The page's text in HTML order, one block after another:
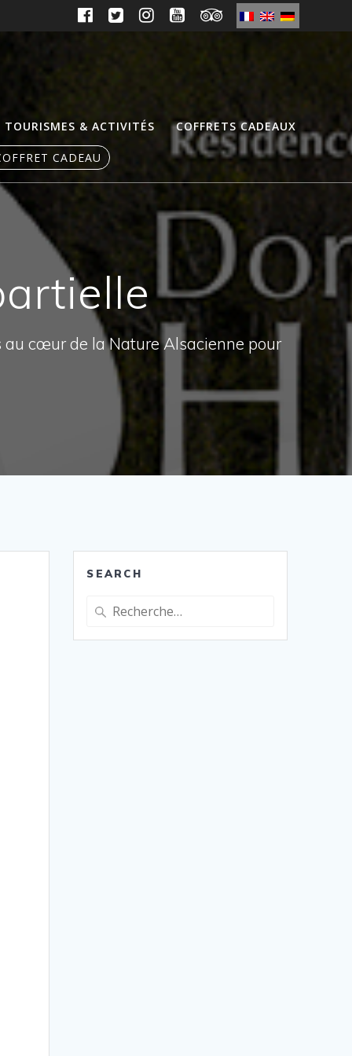
TOURISMES & ACTIVITÉS COFFRETS CADEAUX
CADEAU
cœur de la Nature Alsacienne pour
SEARCH
Recherche
: